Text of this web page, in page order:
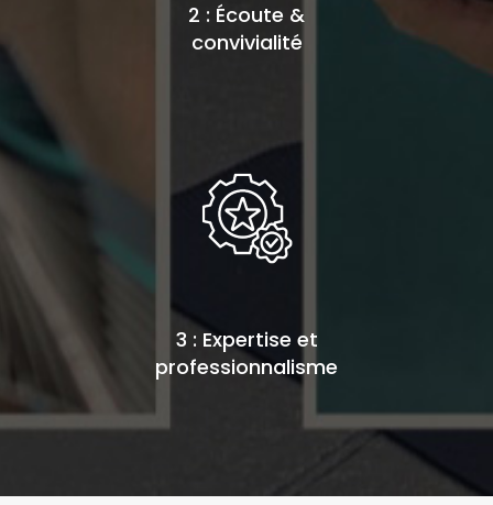
2 : Écoute &
convivialité
3 : Expertise et
professionnalisme